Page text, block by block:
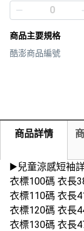
商品主要規格
酷澎商品編號
商品詳情
▶️兒童涼感短袖
衣標100碼 衣長
衣標110碼 衣長
衣標120碼 衣長
衣標130碼 衣長